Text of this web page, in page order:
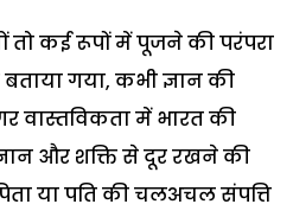
तो कई रूपों में पूजने की परंपरा
गया, कभी ज्ञान की
वास्तविकता में भारत की
और शक्ति से दूर रखने की
या पति की चलअचल संपत्ति